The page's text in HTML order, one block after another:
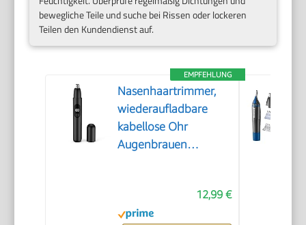
bewegliche Teile und suche bei Rissen oder lockeren
Teilen den Kundendienst auf.
EMPFEHLUNG
Nasenhaartrimmer,
wiederaufladbare
kabellose Ohr
Augenbrauen
einfache Reinigung
12,99 €